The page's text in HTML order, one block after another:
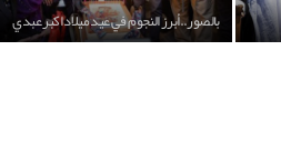
بالصور..أبرز النجوم في عيد ميلاد اكبر عبدي